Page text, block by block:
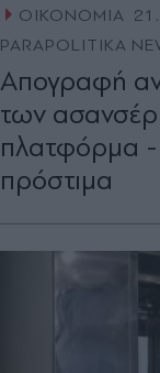
ΟΙΚΟΝΟΜΙΑ
PARAPOLITIKA
Απογραφή
των ασανσέρ
πλατφόρμα -
πρόστιμα